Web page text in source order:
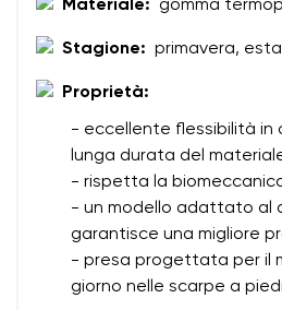
Seleziona una lingua
Cambiare
Materiale: gomma
Stagione: primavera,
Proprietà:
- eccellente flessibilità in
lunga durata del
- rispetta la
- un modello adattato al
garantisce una migliore
- presa progettata per il
giorno nelle scarpe a
Variante
Domanda
Acconsento al trattamento
Numero d'ordine
Valutazione del testo
Valutazione